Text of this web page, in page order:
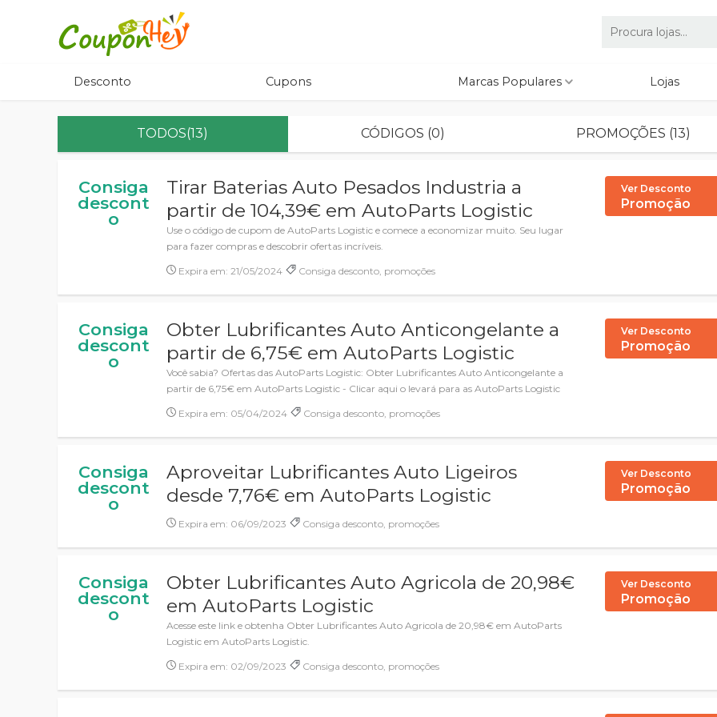
Desconto Cupons Marcas Populares Lojas
TODOS(13) CÓDIGOS (0) PROMOÇÕES (13)
Consiga
descont
o
Tirar Baterias Auto Pesados Industria a
partir de 104,39€ em AutoParts Logistic
Use o código de cupom de AutoParts Logistic e comece a economizar muito. Seu lugar
para fazer compras e descobrir ofertas incríveis.
Expira em: 21/05/2024 Consiga desconto, promoções
Ver Desconto
Promoção
Consiga
descont
o
Obter Lubrificantes Auto Anticongelante a
partir de 6,75€ em AutoParts Logistic
Você sabia? Ofertas das AutoParts Logistic: Obter Lubrificantes Auto Anticongelante a
partir de 6,75€ em AutoParts Logistic - Clicar aqui o levará para as AutoParts Logistic
Expira em: 05/04/2024 Consiga desconto, promoções
Ver Desconto
Promoção
Consiga
descont
o
Aproveitar Lubrificantes Auto Ligeiros
desde 7,76€ em AutoParts Logistic
Expira em: 06/09/2023 Consiga desconto, promoções
Ver Desconto
Promoção
Consiga
descont
o
Obter Lubrificantes Auto Agricola de 20,98€
em AutoParts Logistic
Acesse este link e obtenha Obter Lubrificantes Auto Agricola de 20,98€ em AutoParts
Logistic em AutoParts Logistic.
Expira em: 02/09/2023 Consiga desconto, promoções
Ver Desconto
Promoção